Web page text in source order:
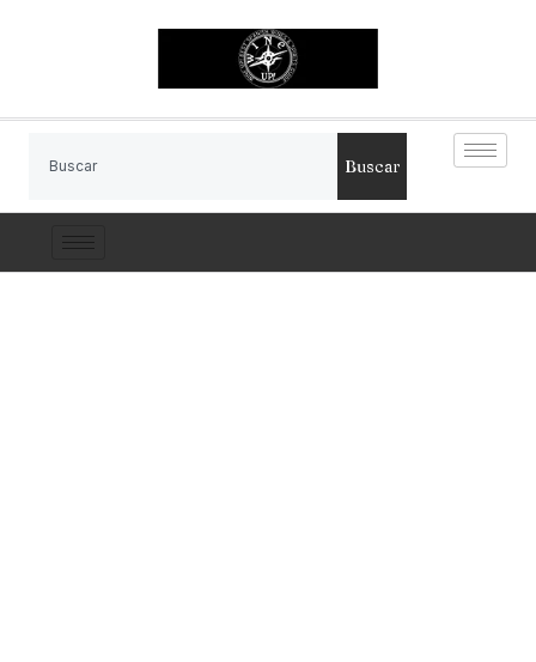
Buscar